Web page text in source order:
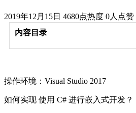
2019年12月15日 4680点热度 0人点赞
内容目录
操作环境：Visual Studio 2017
如何实现 使用 C# 进行嵌入式开发？